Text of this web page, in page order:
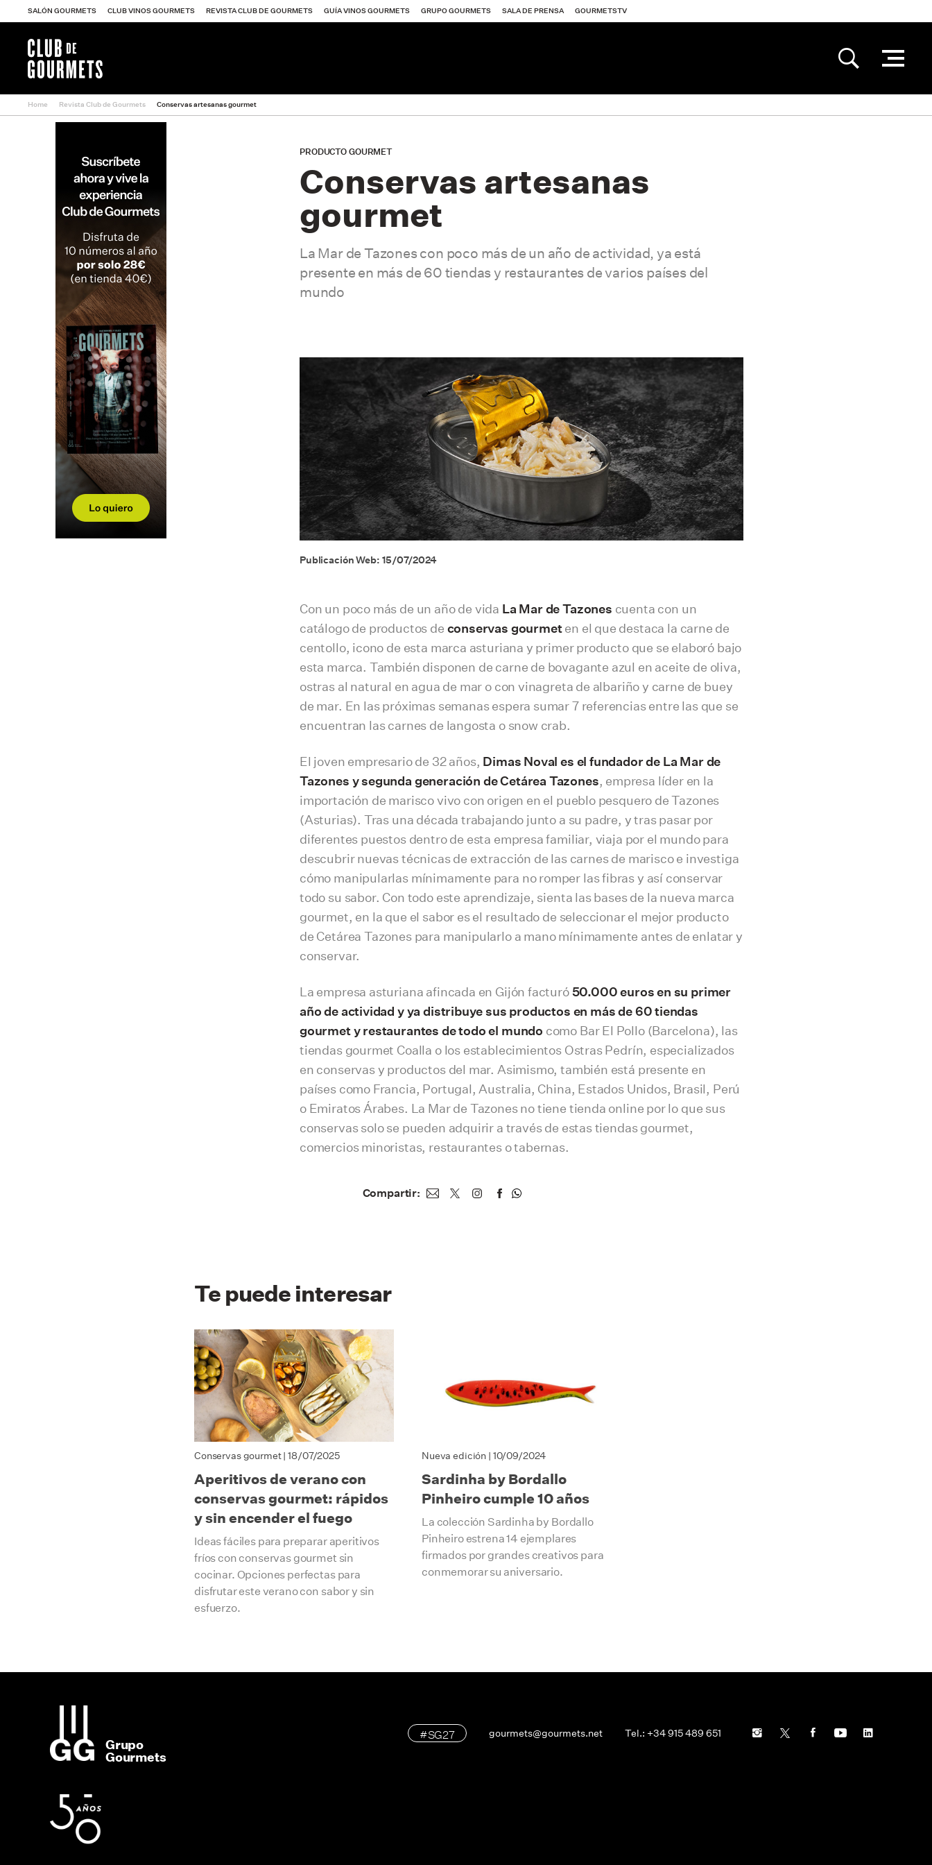
SALÓN GOURMETS CLUB VINOS GOURMETS REVISTA CLUB DE GOURMETS GUÍA VINOS GOURMETS GRUPO GOURMETS SALA DE PRENSA GOURMETSTV
Restaurantes
Vino
Producto
Viajes
Recetas
Libros
Entrevistas
Salón Gourmets
SUSCRIPCIÓN Y COMPRA
ANUNCIANTE EN CLUB DE GOURMETS ONLINE
SALA DE PRENSA
Home Revista Club de Gourmets Conservas artesanas gourmet
PRODUCTO GOURMET
Conservas artesanas
gourmet
La Mar de Tazones con poco más de un año de actividad, ya está
presente en más de 60 tiendas y restaurantes de varios países del
mundo
Publicación Web: 15/07/2024
Con un poco más de un año de vida La Mar de Tazones cuenta con un
catálogo de productos de conservas gourmeten el que destaca la carne de
centollo, icono de esta marca asturiana y primer producto que se elaboró bajo
esta marca. También disponen de carne de bovagante azul en aceite de oliva,
ostras al natural en agua de mar o con vinagreta de albariño y carne de buey
de mar. En las próximas semanas espera sumar 7 referencias entre las que se
encuentran las carnes de langosta o snow crab.
El joven empresario de 32 años, Dimas Noval es el fundador de La Mar de
Tazones y segunda generación de Cetárea Tazones, empresa líder en la
importación de marisco vivo con origen en el pueblo pesquero de Tazones
(Asturias). Tras una década trabajando junto a su padre, y tras pasar por
diferentes puestos dentro de esta empresa familiar, viaja por el mundo para
descubrir nuevas técnicas de extracción de las carnes de marisco e investiga
cómo manipularlas mínimamente para no romper las fibras y así conservar
todo su sabor. Con todo este aprendizaje, sienta las bases de la nueva marca
gourmet, en la que el sabor es el resultado de seleccionar el mejor producto
de Cetárea Tazones para manipularlo a mano mínimamente antes de enlatar y
conservar.
La empresa asturiana afincada en Gijón facturó50.000 euros en su primer
año de actividad y ya distribuye sus productos en más de 60 tiendas
gourmet y restaurantes de todo el mundo como Bar El Pollo (Barcelona), las
tiendas gourmet Coalla o los establecimientos Ostras Pedrín, especializados
en conservas y productos del mar. Asimismo, también está presente en
países como Francia, Portugal, Australia, China, Estados Unidos, Brasil, Perú
o Emiratos Árabes. La Mar de Tazones no tiene tienda online por lo que sus
conservas solo se pueden adquirir a través de estas tiendas gourmet,
comercios minoristas, restaurantes o tabernas.
Compartir:
Te puede interesar
Conservas gourmet| 18/07/2025
Aperitivos de verano con
conservas gourmet: rápidos
y sin encender el fuego
Ideas fáciles para preparar aperitivos
fríos con conservas gourmet sin
cocinar. Opciones perfectas para
disfrutar este verano con sabor y sin
esfuerzo.
Nueva edición | 10/09/2024
Sardinha by Bordallo
Pinheiro cumple 10 años
La colección Sardinha by Bordallo
Pinheiro estrena 14 ejemplares
firmados por grandes creativos para
conmemorar su aniversario.
Grupo
Gourmets
#SG27 gourmets@gourmets.net Tel.: +34 915 489 651